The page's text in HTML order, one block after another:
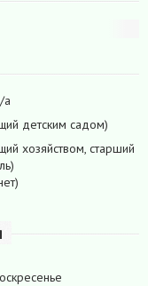
а
детским садом)
хозяйством, старший